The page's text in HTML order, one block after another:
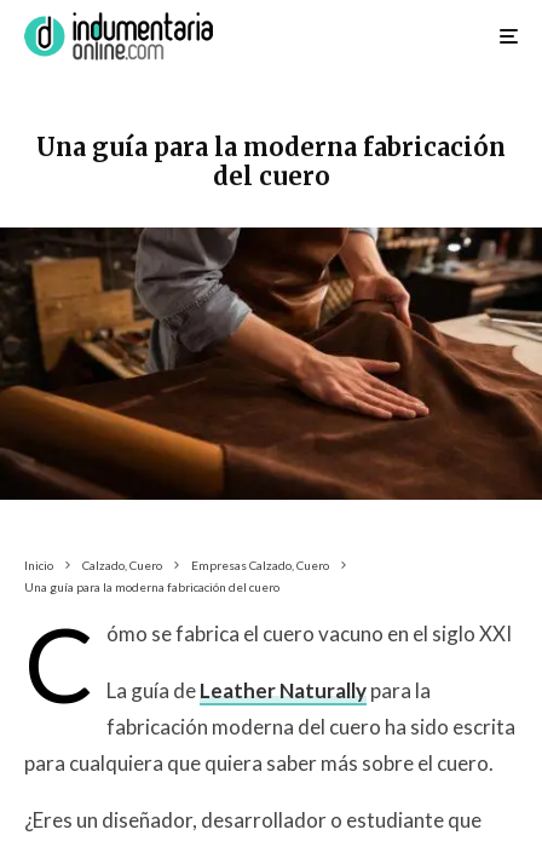
Una guía para la moderna fabricación
del cuero
Inicio Calzado, Cuero
Empresas Calzado, Cuero
Una guía para la moderna fabricación del cuero
C ómo se fabrica el cuero vacuno en el siglo XXI
La guía deLeather Naturallypara la
fabricación moderna del cuero ha sido escrita
para cualquiera que quiera saber más sobre el cuero.
¿Eres un diseñador, desarrollador o estudiante que